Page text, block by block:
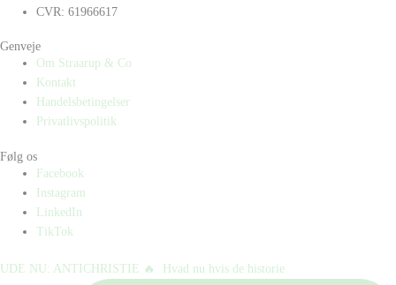
CVR: 61966617
Genveje
Om Straarup & Co
Kontakt
Handelsbetingelser
Privatlivspolitik
Følg os
Facebook
Instagram
LinkedIn
TikTok
UDE NU: ANTICHRISTIE 🔥⁠ ⁠ Hvad nu hvis de historie